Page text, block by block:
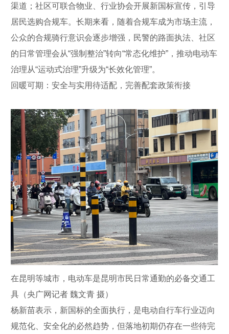
渠道；社区可联合物业、行业协会开展新国标宣传，引导
居民选购合规车。长期来看，随着合规车成为市场主流，
公众的合规骑行意识会逐步增强，民警的路面执法、社区
的日常管理会从“强制整治”转向“常态化维护”，推动电动车
治理从“运动式治理”升级为“长效化管理”。
回暖可期：安全与实用待适配，完善配套政策衔接
在昆明等城市，电动车是昆明市民日常通勤的必备交通工
具（央广网记者 魏文青 摄）
杨新苗表示，新国标的全面执行，是电动自行车行业迈向
规范化、安全化的必然趋势，但落地初期仍存在一些待完